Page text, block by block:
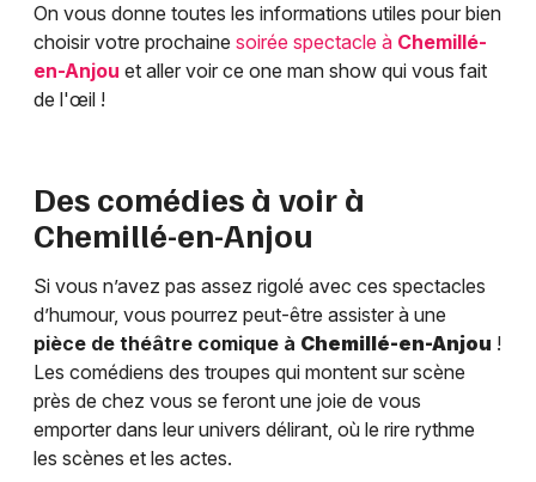
On vous donne toutes les informations utiles pour bien
choisir votre prochaine soirée spectacle à Chemillé-
en-Anjou et aller voir ce one man show qui vous fait
de l'œil !
Des comédies à voir à
Chemillé-en-Anjou
Si vous n’avez pas assez rigolé avec ces spectacles
d’humour, vous pourrez peut-être assister à une
pièce de théâtre comique à Chemillé-en-Anjou !
Les comédiens des troupes qui montent sur scène
près de chez vous se feront une joie de vous
emporter dans leur univers délirant, où le rire rythme
les scènes et les actes.